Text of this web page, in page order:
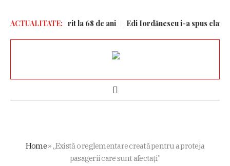
ACTUALITATE:
lui Messi a murit la 68 de ani Edi Iordănescu i-a spus clar lui
Home» „Există o reglementare creată pentru a proteja
pasagerii care sunt afectați”